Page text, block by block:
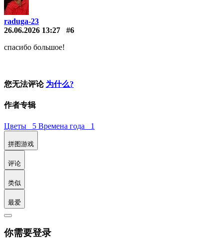
raduga-23
26.06.2026 13:27
#6
спасибо большое!
您无法评论 为什么?
作者专辑
Цветы 5 Времена года 1
拼图游戏
评论
类似
最爱
你需要登录